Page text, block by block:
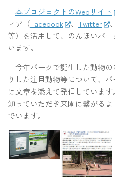
本プロジェクトのWebサイト
ィア（Facebook 、 Twitter 、
等）を活用して、のんほいパ
います。
今年パークで誕生した動物
りした注目動物等について、
に文章を添えて発信していま
知っていただき来園に繋がる
でいます。